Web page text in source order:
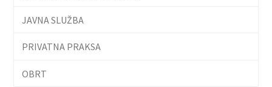
JAVNA SLUŽBA
PRIVATNA PRAKSA
OBRT